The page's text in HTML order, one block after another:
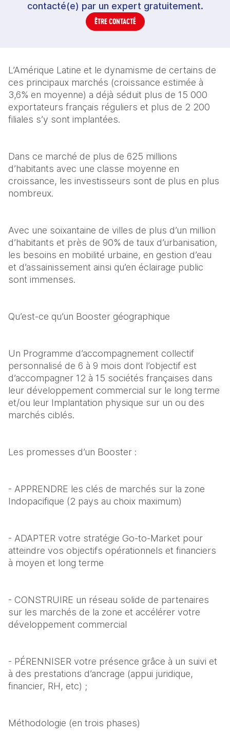
contacté(e) par un expert gratuitement.
ÊTRE CONTACTÉ
L’Amérique Latine et le dynamisme de certains de
ces principaux marchés (croissance estimée à
3,6% en moyenne) a déjà séduit plus de 15 000
exportateurs français réguliers et plus de 2 200
filiales s’y sont implantées.
Dans ce marché de plus de 625 millions
d’habitants avec une classe moyenne en
croissance, les investisseurs sont de plus en plus
nombreux.
Avec une soixantaine de villes de plus d’un million
d’habitants et près de 90% de taux d’urbanisation,
les besoins en mobilité urbaine, en gestion d’eau
et d’assainissement ainsi qu’en éclairage public
sont immenses.
Qu’est-ce qu’un Booster géographique
Un Programme d’accompagnement collectif
personnalisé de 6 à 9 mois dont l’objectif est
d’accompagner 12 à 15 sociétés françaises dans
leur développement commercial sur le long terme
et/ou leur Implantation physique sur un ou des
marchés ciblés.
Les promesses d’un Booster :
- APPRENDRE les clés de marchés sur la zone
Indopacifique (2 pays au choix maximum)
- ADAPTER votre stratégie Go-to-Market pour
atteindre vos objectifs opérationnels et financiers
à moyen et long terme
- CONSTRUIRE un réseau solide de partenaires
sur les marchés de la zone et accélérer votre
développement commercial
- PÉRENNISER votre présence grâce à un suivi et
à des prestations d’ancrage (appui juridique,
financier, RH, etc) ;
Méthodologie (en trois phases)